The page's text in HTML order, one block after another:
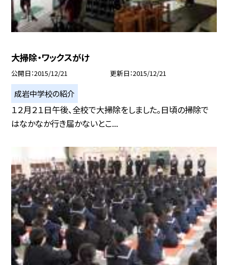
大掃除・ワックスがけ
公開日 2015/12/21 更新日 2015/12/21
成岩中学校の紹介
１２月２１日午後、全校で大掃除をしました。日頃の掃除で
はなかなか行き届かないとこ...